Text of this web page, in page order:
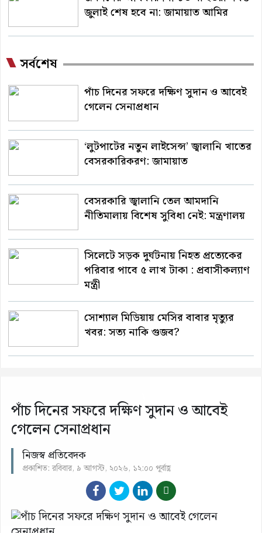
জুলাই শেষ হবে না: জামায়াত আমির
সর্বশেষ
পাঁচ দিনের সফরে দক্ষিণ সুদান ও আবেই
গেলেন সেনাপ্রধান
‘লুটপাটের নতুন লাইসেন্স’ জ্বালানি খাতের
বেসরকারিকরণ: জামায়াত
বেসরকারি জ্বালানি তেল আমদানি
নীতিমালায় বিশেষ সুবিধা নেই: মন্ত্রণালয়
সিলেটে সড়ক দুর্ঘটনায় নিহত প্রত্যেকের
পরিবার পাবে ৫ লাখ টাকা : প্রবাসীকল্যাণ
মন্ত্রী
সোশ্যাল মিডিয়ায় মেসির বাবার মৃত্যুর
খবর: সত্য নাকি গুজব?
পাঁচ দিনের সফরে দক্ষিণ সুদান ও আবেই
গেলেন সেনাপ্রধান
নিজস্ব প্রতিবেদক
প্রকাশিত: রবিবার, ৯ আগস্ট, ২০২৬, ১২:০০ পূর্বাহ্ণ